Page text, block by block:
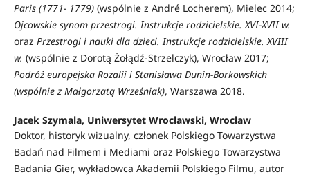
Paris (1771- 1779)(wspólnie z André Locherem), Mielec 2014;
Ojcowskie synom przestrogi. Instrukcje rodzicielskie. XVI-XVII w.
oraz Przestrogi i nauki dla dzieci. Instrukcje rodzicielskie. XVIII
w. (wspólnie z Dorotą Żołądź-Strzelczyk), Wrocław 2017;
Podróż europejska Rozalii i Stanisława Dunin-Borkowskich
(wspólnie z Małgorzatą Wrześniak), Warszawa 2018.
Jacek Szymala, Uniwersytet Wrocławski, Wrocław
Doktor, historyk wizualny, członek Polskiego Towarzystwa
Badań nad Filmem i Mediami oraz Polskiego Towarzystwa
Badania Gier, wykładowca Akademii Polskiego Filmu, autor